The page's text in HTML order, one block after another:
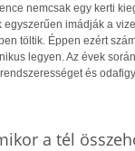
nemcsak egy kerti
egyszerűen imádják a
töltik. Éppen ezért
legyen. Az évek
és
a tél